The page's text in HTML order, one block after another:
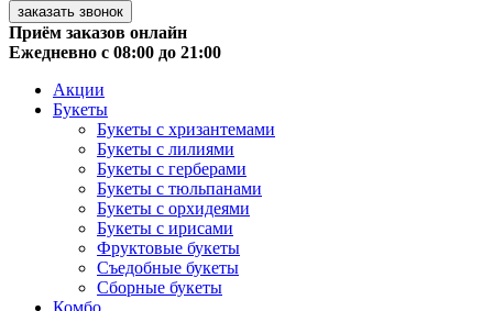
заказать звонок
Приём заказов онлайн
Ежедневно с 08:00 до 21:00
Акции
Букеты
Букеты с хризантемами
Букеты с лилиями
Букеты с герберами
Букеты с тюльпанами
Букеты с орхидеями
Букеты с ирисами
Фруктовые букеты
Съедобные букеты
Сборные букеты
Комбо